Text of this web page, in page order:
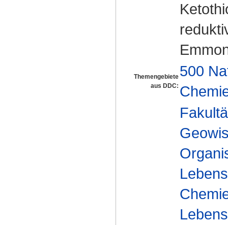
Themengebiete
aus DDC:
500